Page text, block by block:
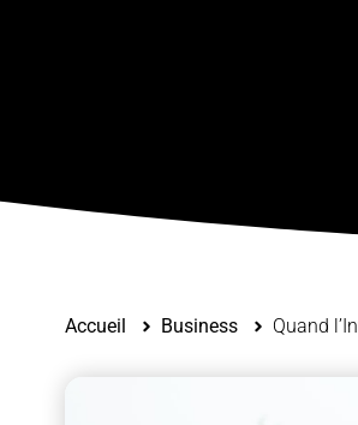
Accueil Business Quand